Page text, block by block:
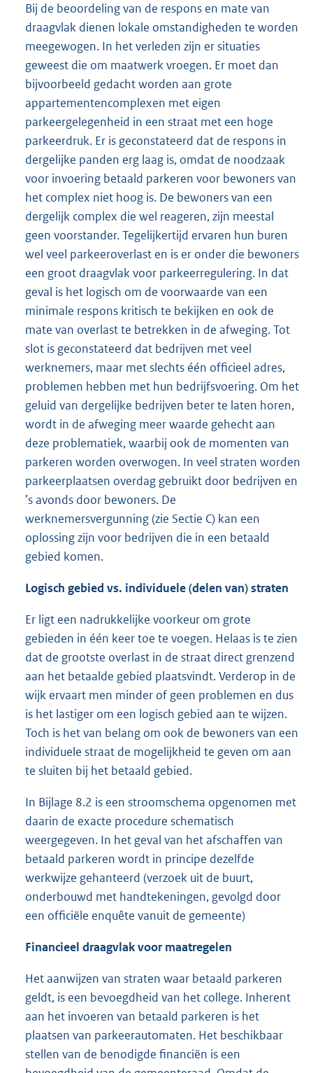
Bij de beoordeling van de respons en mate van
draagvlak dienen lokale omstandigheden te worden
meegewogen. In het verleden zijn er situaties
geweest die om maatwerk vroegen. Er moet dan
bijvoorbeeld gedacht worden aan grote
appartementencomplexen met eigen
parkeergelegenheid in een straat met een hoge
parkeerdruk. Er is geconstateerd dat de respons in
dergelijke panden erg laag is, omdat de noodzaak
voor invoering betaald parkeren voor bewoners van
het complex niet hoog is. De bewoners van een
dergelijk complex die wel reageren, zijn meestal
geen voorstander. Tegelijkertijd ervaren hun buren
wel veel parkeeroverlast en is er onder die bewoners
een groot draagvlak voor parkeerregulering. In dat
geval is het logisch om de voorwaarde van een
minimale respons kritisch te bekijken en ook de
mate van overlast te betrekken in de afweging. Tot
slot is geconstateerd dat bedrijven met veel
werknemers, maar met slechts één officieel adres,
problemen hebben met hun bedrijfsvoering. Om het
geluid van dergelijke bedrijven beter te laten horen,
wordt in de afweging meer waarde gehecht aan
deze problematiek, waarbij ook de momenten van
parkeren worden overwogen. In veel straten worden
parkeerplaatsen overdag gebruikt door bedrijven en
’s avonds door bewoners. De
werknemersvergunning (zie Sectie C) kan een
oplossing zijn voor bedrijven die in een betaald
gebied komen.
Logisch gebied vs. individuele (delen van) straten
Er ligt een nadrukkelijke voorkeur om grote
gebieden in één keer toe te voegen. Helaas is te zien
dat de grootste overlast in de straat direct grenzend
aan het betaalde gebied plaatsvindt. Verderop in de
wijk ervaart men minder of geen problemen en dus
is het lastiger om een logisch gebied aan te wijzen.
Toch is het van belang om ook de bewoners van een
individuele straat de mogelijkheid te geven om aan
te sluiten bij het betaald gebied.
In Bijlage 8.2 is een stroomschema opgenomen met
daarin de exacte procedure schematisch
weergegeven. In het geval van het afschaffen van
betaald parkeren wordt in principe dezelfde
werkwijze gehanteerd (verzoek uit de buurt,
onderbouwd met handtekeningen, gevolgd door
een officiële enquête vanuit de gemeente)
Financieel draagvlak voor maatregelen
Het aanwijzen van straten waar betaald parkeren
geldt, is een bevoegdheid van het college. Inherent
aan het invoeren van betaald parkeren is het
plaatsen van parkeerautomaten. Het beschikbaar
stellen van de benodigde financiën is een